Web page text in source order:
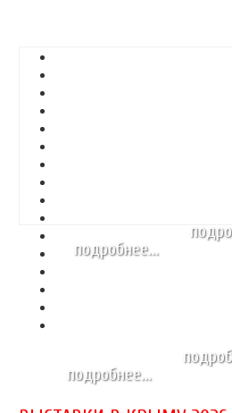
подробнее...
подробнее...